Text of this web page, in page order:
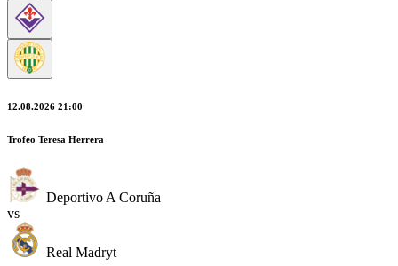
12.08.2026 21:00
Trofeo Teresa Herrera
Deportivo A Coruña
vs
Real Madryt